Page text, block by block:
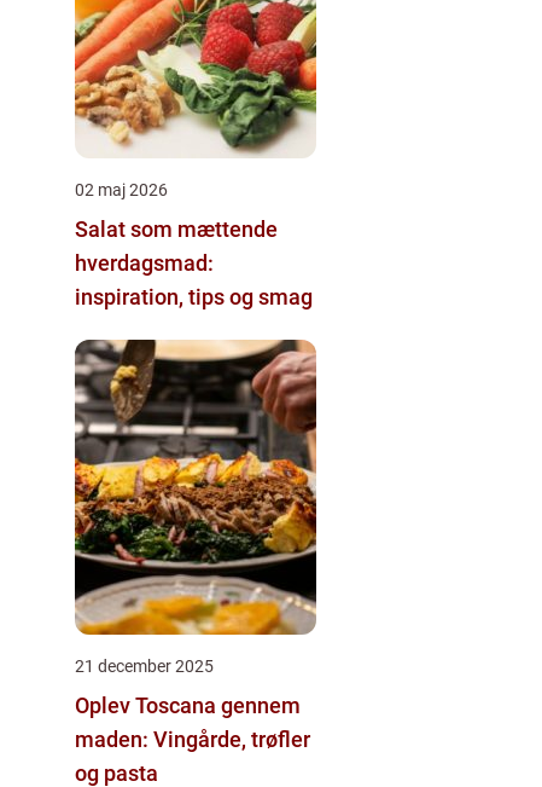
02 maj 2026
Salat som mættende
hverdagsmad:
inspiration, tips og smag
21 december 2025
Oplev Toscana gennem
maden: Vingårde, trøfler
og pasta